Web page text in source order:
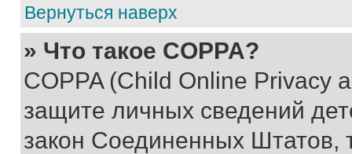
Вернуться наверх
» Что такое COPPA?
COPPA (Child Online Privacy
защите личных сведений
закон Соединенных Штатов,